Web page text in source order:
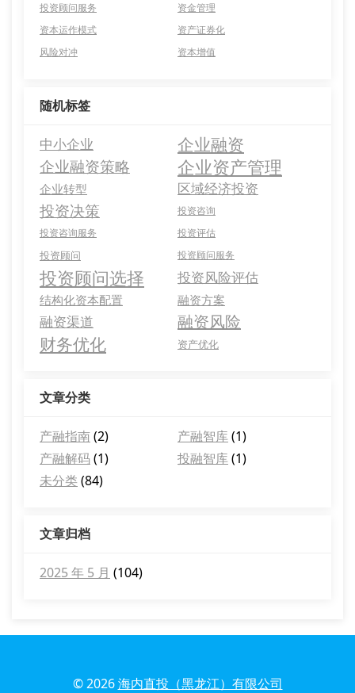
投资顾问服务
资金管理
资本运作模式
资产证券化
风险对冲
资本增值
随机标签
中小企业 企业融资
企业融资策略 企业资产管理
企业转型 区域经济投资
投资决策
投资咨询
投资咨询服务
投资评估
投资顾问 投资顾问服务
投资顾问选择 投资风险评估
结构化资本配置 融资方案
融资渠道 融资风险
财务优化 资产优化
文章分类
产融指南(2) 产融智库 (1)
产融解码 (1) 投融智库 (1)
未分类(84)
文章归档
2025 年 5 月 (104)
© 2026海内直投（黑龙江）有限公司